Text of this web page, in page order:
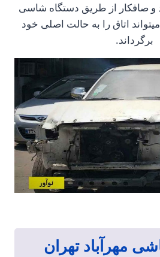
و صافکار از طریق دستگاه شاسی
اتاق را به حالت اصلی خود
برگرداند.
مهرآباد تهران